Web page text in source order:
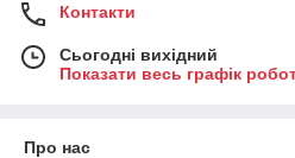
Контакти
Сьогодні вихідний
Показати весь графік
Про нас